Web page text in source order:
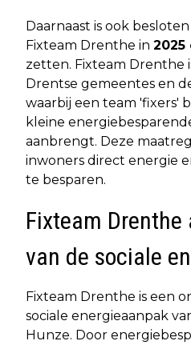
Daarnaast is ook
Fixteam Drenthe in 2025
zetten. Fixteam Drenthe
Drentse gemeentes en
waarbij een team 'fixers'
kleine
aanbrengt. Deze
inwoners direct energie
te besparen.
Fixteam Drenthe
van de sociale
Fixteam Drenthe is een
sociale energieaanpak
Hunze. Door